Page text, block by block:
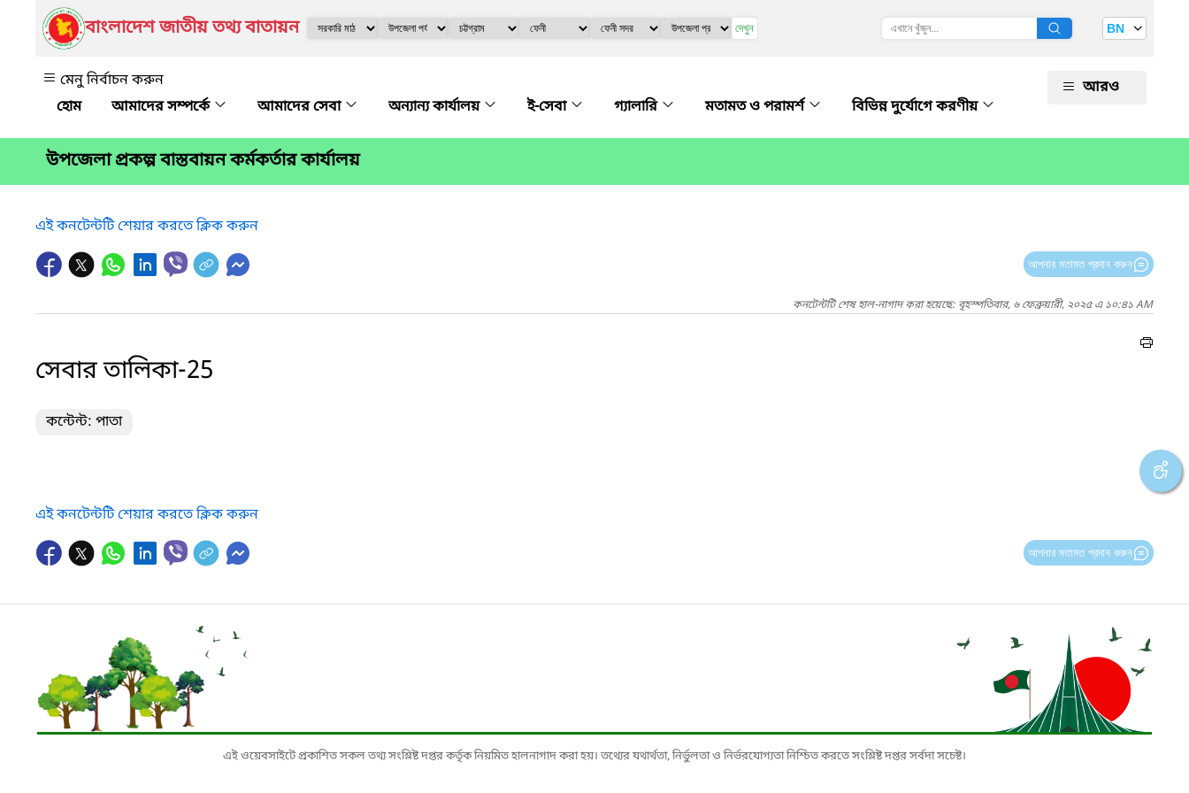
বাংলাদেশ জাতীয় তথ্য বাতায়ন দেখুন BN
মেনু নির্বাচন করুন
আমাদের সম্পর্কে
আমাদের সেবা অন্যান্য কার্যালয় ই-সেবা গ্যালারি মতামত ও পরামর্শ বিভিন্ন দুর্যোগে করণীয়
আরও
উপজেলা প্রকল্প বাস্তবায়ন কর্মকর্তার কার্যালয়
এই কনটেন্টটি শেয়ার করতে ক্লিক করুন
আপনার মতামত প্রদান করুন
কনটেন্টটি শেষ হাল-নাগাদ করা হয়েছে: বৃহস্পতিবার, ৬ ফেব্রুয়ারী, ২০২৫ এ ১০:৪১ AM
সেবার তালিকা-25
কন্টেন্ট: পাতা
এই কনটেন্টটি শেয়ার করতে ক্লিক করুন
আপনার মতামত প্রদান করুন
এই ওয়েবসাইটে প্রকাশিত সকল তথ্য সংশ্লিষ্ট দপ্তর কর্তৃক নিয়মিত হালনাগাদ করা হয়। তথ্যের যথার্থতা, নির্ভুলতা ও নির্ভরযোগ্যতা নিশ্চিত করতে সংশ্লিষ্ট দপ্তর সর্বদা সচেষ্ট।